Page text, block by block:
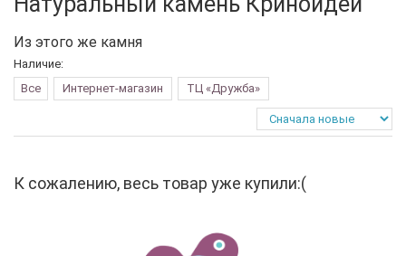
Из этого же камня
Наличие:
Все
Интернет-магазин ТЦ «Дружба»
К сожалению, весь товар уже купили:(